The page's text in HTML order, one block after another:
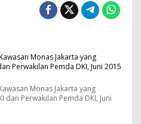
Monas Jakarta yang
dan Perwakilan Pemda DKI, Juni